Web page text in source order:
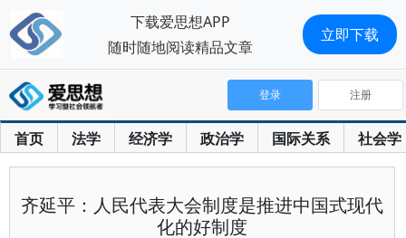
首页 法学 经济学 政治学 国际关系 社会学
登录 注册
齐延平：人民代表大会制度是推进中国式现代
化的好制度
下载爱思想APP
随时随地阅读精品文章
立即下载